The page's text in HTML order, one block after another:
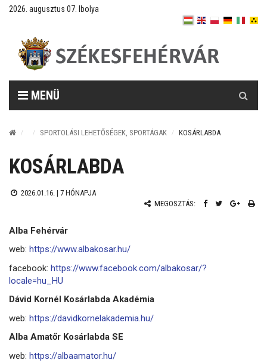
2026. augusztus 07. Ibolya
MENÜ
SPORTOLÁSI LEHETŐSÉGEK, SPORTÁGAK KOSÁRLABDA
KOSÁRLABDA
2026.01.16. | 7 HÓNAPJA
MEGOSZTÁS:
Alba Fehérvár
web: https://www.albakosar.hu/
facebook: https://www.facebook.com/albakosar/?
locale=hu_HU
Dávid Kornél Kosárlabda Akadémia
web: https://davidkornelakademia.hu/
Alba Amatőr Kosárlabda SE
web: https://albaamator.hu/